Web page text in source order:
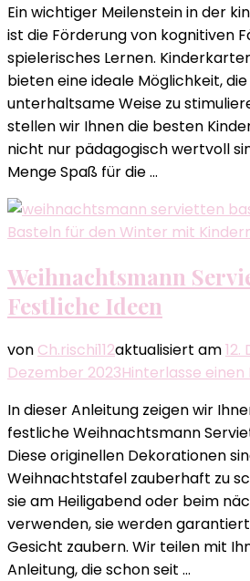
Ein wichtiger Meilenstein in der
ist die Förderung von kognitiven
spielerisches Lernen.
bieten eine ideale Möglichkeit,
unterhaltsame Weise zu
stellen wir Ihnen die besten
nicht nur pädagogisch wertvoll
Menge Spaß für die …
Basteln für den Winter mit
Weihnachtsmann
Festliche Ideen
von Ch.rischi112aktualisiert am
Dezember 2023Hinterlasse
In dieser Anleitung zeigen wir
festliche Weihnachtsmann
Diese originellen Dekorationen
Weihnachtstafel zauberhaft zu
sie am Heiligabend oder beim
verwenden, sie werden
Gesicht zaubern. Wir teilen mit
Anleitung, die schon seit …